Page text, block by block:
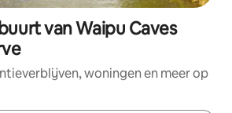
van Waipu Caves
woningen en meer op